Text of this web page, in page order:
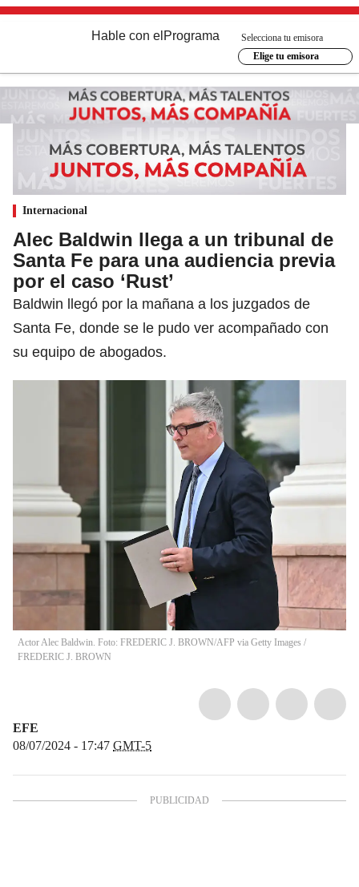
Hable con el Programa
Selecciona tu emisora
Elige tu emisora
Internacional
Alec Baldwin llega a un tribunal de
Santa Fe para una audiencia previa
por el caso ‘Rust’
Baldwin llegó por la mañana a los juzgados de
Santa Fe, donde se le pudo ver acompañado con
su equipo de abogados.
Actor Alec Baldwin. Foto: FREDERIC J. BROWN/AFP via Getty Images /
FREDERIC J. BROWN
EFE
08/07/2024 - 17:47 GMT-5